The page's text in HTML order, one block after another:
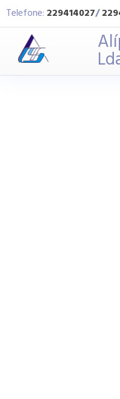
Telefone: 229414027/